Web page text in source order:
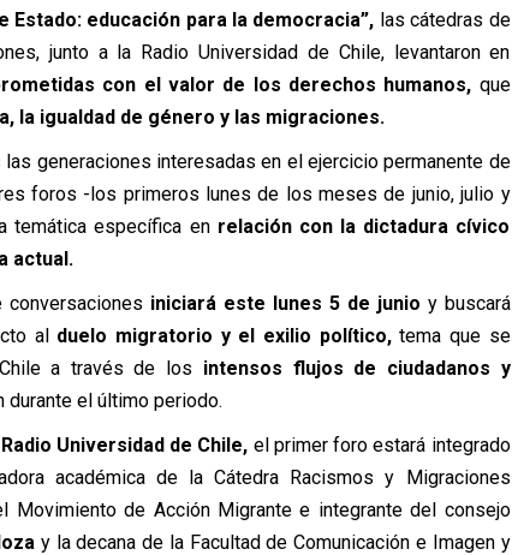
Estado: educación para la democracia”, las cátedras de
junto a la Radio Universidad de Chile, levantaron en
con el valor de los derechos humanos, que
la igualdad de género y las migraciones.
generaciones interesadas en el ejercicio permanente de
foros -los primeros lunes de los meses de junio, julio y
temática específica enrelación con la dictadura cívico
actual.
conversaciones iniciará este lunes 5 de junio y buscará
al duelo migratorio y el exilio político,tema que se
a través de los intensos flujos de ciudadanos y
durante el último periodo.
Universidad de Chile, el primer foro estará integrado
académica de la Cátedra Racismos y Migraciones
Movimiento de Acción Migrante e integrante del consejo
y la decana de la Facultad de Comunicación e Imagen y